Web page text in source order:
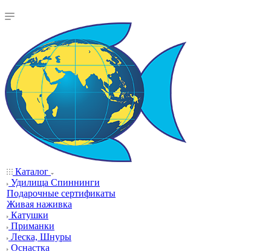
Каталог
Удилища Спиннинги
Подарочные сертификаты
Живая наживка
Катушки
Приманки
Леска, Шнуры
Оснастка